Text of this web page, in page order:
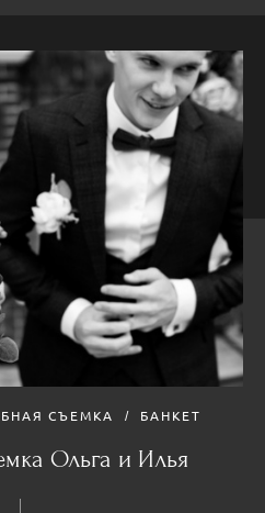
СЪЕМКА БАНКЕТ
Ольга и Илья